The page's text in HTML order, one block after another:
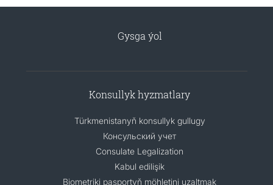
Gysga ýol
Konsullyk hyzmatlary
Türkmenistanyň konsullyk gullugy
Консульский учет
Consulate Legalization
Kabul edilişik
Biometriki pasportyň möhletini uzaltmak